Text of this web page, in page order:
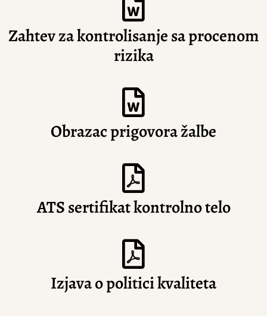
Zahtev za kontrolisanje sa procenom
rizika
Obrazac prigovora žalbe
ATS sertifikat kontrolno telo
Izjava o politici kvaliteta